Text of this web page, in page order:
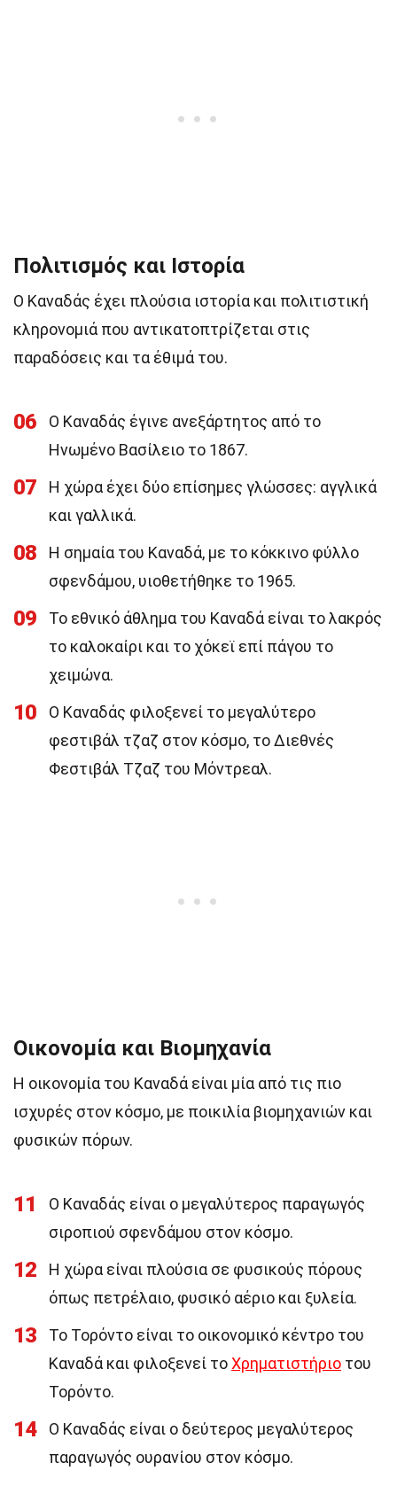
Πολιτισμός και Ιστορία
Ο Καναδάς έχει πλούσια ιστορία και πολιτιστική
κληρονομιά που αντικατοπτρίζεται στις
παραδόσεις και τα έθιμά του.
06
Ο Καναδάς έγινε ανεξάρτητος από το
Ηνωμένο Βασίλειο το 1867.
07
Η χώρα έχει δύο επίσημες γλώσσες: αγγλικά
και γαλλικά.
08
Η σημαία του Καναδά, με το κόκκινο φύλλο
σφενδάμου, υιοθετήθηκε το 1965.
09
Το εθνικό άθλημα του Καναδά είναι το λακρός
το καλοκαίρι και το χόκεϊ επί πάγου το
χειμώνα.
10
Ο Καναδάς φιλοξενεί το μεγαλύτερο
φεστιβάλ τζαζ στον κόσμο, το Διεθνές
Φεστιβάλ Τζαζ του Μόντρεαλ.
Οικονομία και Βιομηχανία
Η οικονομία του Καναδά είναι μία από τις πιο
ισχυρές στον κόσμο, με ποικιλία βιομηχανιών και
φυσικών πόρων.
11
Ο Καναδάς είναι ο μεγαλύτερος παραγωγός
σιροπιού σφενδάμου στον κόσμο.
12
Η χώρα είναι πλούσια σε φυσικούς πόρους
όπως πετρέλαιο, φυσικό αέριο και ξυλεία.
13
Το Τορόντο είναι το οικονομικό κέντρο του
Καναδά και φιλοξενεί τοΧρηματιστήριο του
Τορόντο.
14
Ο Καναδάς είναι ο δεύτερος μεγαλύτερος
παραγωγός ουρανίου στον κόσμο.